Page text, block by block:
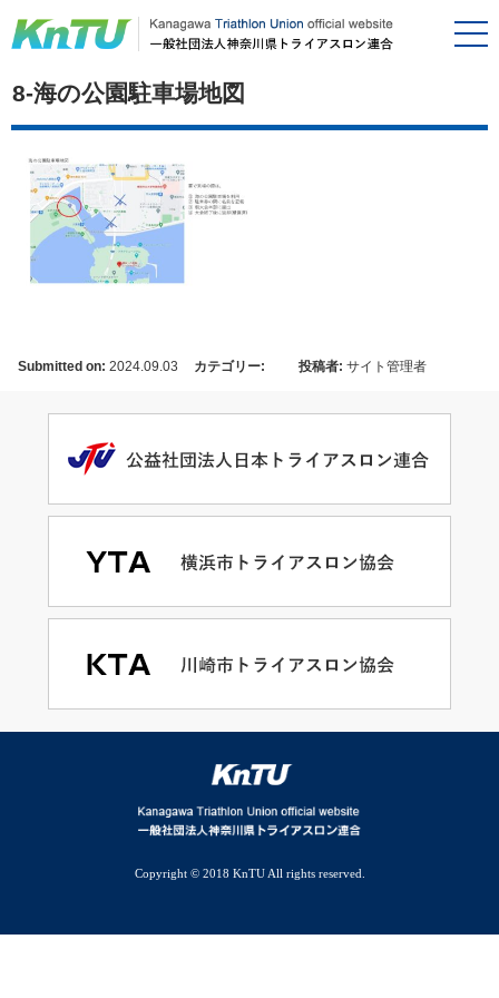
8-海の公園駐車場地図
Submitted on: 2024.09.03 カテゴリー: 投稿者: サイト管理者
Copyright © 2018 KnTU All rights reserved.